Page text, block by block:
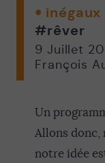
inégaux
#rêver
9 Juillet
François
Un
Allons donc,
notre idée